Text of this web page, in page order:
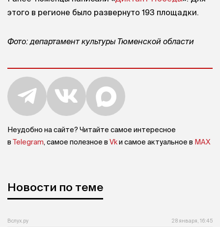
этого в регионе было развернуто 193 площадки.
Фото: департамент культуры Тюменской области
Неудобно на сайте? Читайте самое интересное
в Telegram, самое полезное в Vkи самое актуальное в MAX
Новости по теме
Вслух.ру 28 января, 16:45